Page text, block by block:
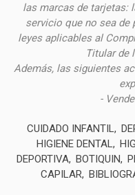
las marcas de tarjetas:
servicio que no sea de
leyes aplicables al
Titular de
Además, las siguientes
-
CUIDADO INFANTIL
HIGIENE DENTAL
DEPORTIVA BOTIQUIN
CAPILAR